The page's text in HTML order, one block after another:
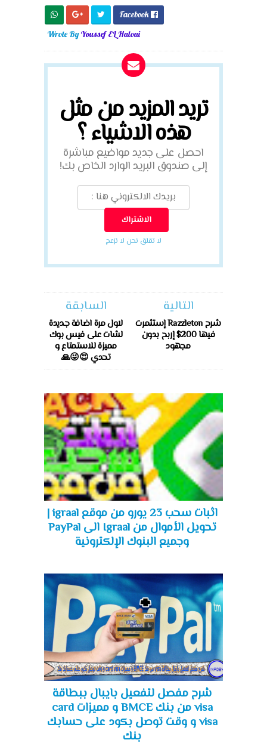

Wrote ByYoussef EL Haloui
تريد المزيد من مثل
هذه الاشياء ؟
احصل على جديد مواضيع مباشرة
إلى صندوق البريد الوارد الخاص بك!
لا تقلق نحن لا نزعج
التالية
شرح Razzleton إستثمرت
فيها 200$ إربح بدون
مجهود
السابقة
لاول مرة اضافة جديدة
لشات على فيس بوك
مميزة للاستمتاع و
تحدي 😍😜🙏
اثبات سحب 23 يورو من موقع igraal |
تحويل الأموال من Igraal الى PayPal
وجميع البنوك الإلكترونية
شرح مفصل لتفعيل بايبال ببطاقة
visa من بنك BMCE و مميزات card
visa و وقت توصل بكود على حسابك
بنك